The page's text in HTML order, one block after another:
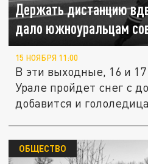
Держать дистанцию
дало южноуральцам
15 НОЯБРЯ 11:00
В эти выходные, 16 и
Урале пройдет снег с
добавится и
ОБЩЕСТВО